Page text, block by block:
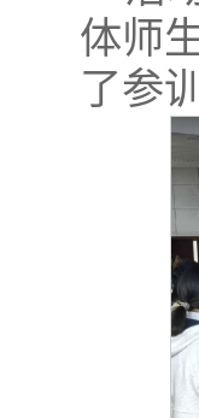
体师
了参